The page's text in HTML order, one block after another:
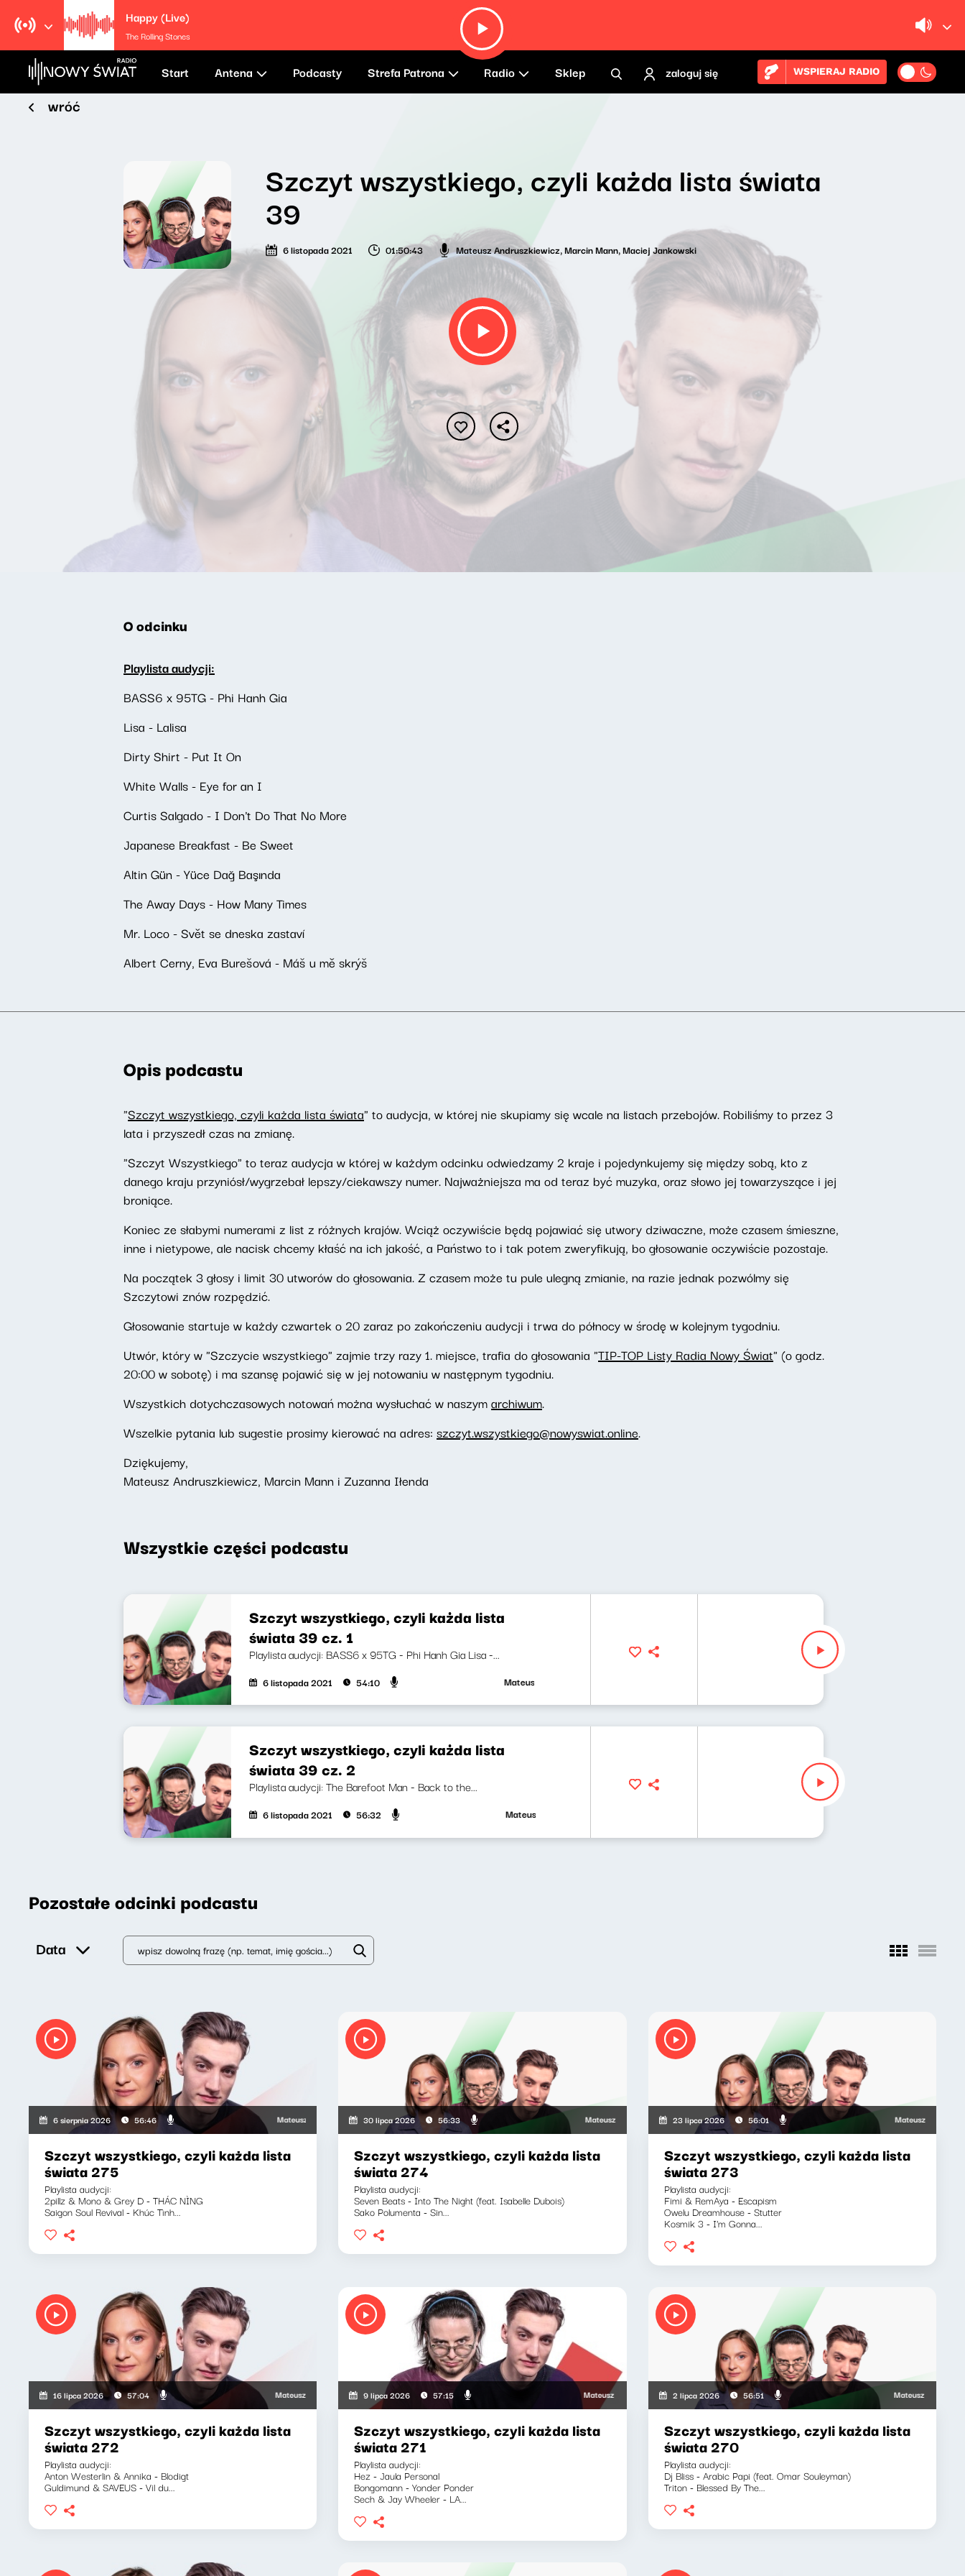
Happy (Live)
The Rolling Stones
Start Antena Podcasty Strefa Patrona Radio Sklep zaloguj się WSPIERAJ RADIO
wróć
Szczyt wszystkiego, czyli każda lista świata
39
6 listopada 2021 01:50:43 Mateusz Andruszkiewicz,Marcin Mann,Maciej Jankowski
O odcinku
Playlista audycji:
BASS6 x 95TG - Phi Hanh Gia
Lisa - Lalisa
Dirty Shirt - Put It On
White Walls - Eye for an I
Curtis Salgado - I Don't Do That No More
Japanese Breakfast - Be Sweet
Altin Gün - Yüce Dağ Başında
The Away Days - How Many Times
Mr. Loco - Svět se dneska zastaví
Albert Cerny, Eva Burešová - Máš u mě skrýš
Opis podcastu
"Szczyt wszystkiego, czyli każda lista świata" to audycja, w której nie skupiamy się wcale na listach przebojów. Robiliśmy to przez 3
lata i przyszedł czas na zmianę.
"Szczyt Wszystkiego" to teraz audycja w której w każdym odcinku odwiedzamy 2 kraje i pojedynkujemy się między sobą, kto z
danego kraju przyniósł/wygrzebał lepszy/ciekawszy numer. Najważniejsza ma od teraz być muzyka, oraz słowo jej towarzyszące i jej
broniące.
Koniec ze słabymi numerami z list z różnych krajów. Wciąż oczywiście będą pojawiać się utwory dziwaczne, może czasem śmieszne,
inne i nietypowe, ale nacisk chcemy kłaść na ich jakość, a Państwo to i tak potem zweryfikują, bo głosowanie oczywiście pozostaje.
Na początek 3 głosy i limit 30 utworów do głosowania. Z czasem może tu pule ulegną zmianie, na razie jednak pozwólmy się
Szczytowi znów rozpędzić.
Głosowanie startuje w każdy czwartek o 20 zaraz po zakończeniu audycji i trwa do północy w środę w kolejnym tygodniu.
Utwór, który w "Szczycie wszystkiego" zajmie trzy razy 1. miejsce, trafia do głosowania "TIP-TOP Listy Radia Nowy Świat" (o godz.
20:00 w sobotę) i ma szansę pojawić się w jej notowaniu w następnym tygodniu.
Wszystkich dotychczasowych notowań można wysłuchać w naszymarchiwum.
Wszelkie pytania lub sugestie prosimy kierować na adres: szczyt.wszystkiego@nowyswiat.online.
Dziękujemy,
Mateusz Andruszkiewicz, Marcin Mann i Zuzanna Iłenda
Wszystkie części podcastu
Szczyt wszystkiego, czyli każda lista
świata 39 cz. 1
Playlista audycji: BASS6 x 95TG - Phi Hanh Gia Lisa -...
6 listopada 2021 54:10 Mateusz Andruszkiewicz, Marcin Mann, Maciej Jankowski
Szczyt wszystkiego, czyli każda lista
świata 39 cz. 2
Playlista audycji: The Barefoot Man - Back to the...
6 listopada 2021 56:32 Mateusz Andruszkiewicz, Marcin Mann, Maciej Jankowski
Pozostałe odcinki podcastu
Data
6 sierpnia 2026 56:46 Mateusz Andruszkiewicz, Zuzanna Iłenda
Szczyt wszystkiego, czyli każda lista
świata 275
Playlista audycji:
2pillz & Mono & Grey D - THÁC NÌNG
Saigon Soul Revival - Khúc Tình...
30 lipca 2026 56:33 Mateusz Andruszkiewicz, Marcin Mann, Zuzanna Iłenda
Szczyt wszystkiego, czyli każda lista
świata 274
Playlista audycji:
Seven Beats - Into The Night (feat. Isabelle Dubois)
Sako Polumenta - Sin...
23 lipca 2026 56:01 Mateusz
Szczyt wszystkiego, czyli każda lista
świata 273
Playlista audycji:
Fimi & RemAya - Escapism
Owelu Dreamhouse - Stutter
Kosmik 3 - I'm Gonna...
16 lipca 2026 57:04 Mateusz Andruszkiewicz, Zuzanna Iłenda
Szczyt wszystkiego, czyli każda lista
świata 272
Playlista audycji:
Anton Westerlin & Annika - Blodigt
Guldimund & SAVEUS - Vil du...
9 lipca 2026 57:15 Mateusz Andruszkiewicz, Marcin Mann
Szczyt wszystkiego, czyli każda lista
świata 271
Playlista audycji:
Hez - Jaula Personal
Bongomann - Yonder Ponder
Sech & Jay Wheeler - LA...
2 lipca 2026 56:51 Mateusz
Szczyt wszystkiego, czyli każda lista
świata 270
Playlista audycji:
Dj Bliss - Arabic Papi (feat. Omar Souleyman)
Triton - Blessed By The...